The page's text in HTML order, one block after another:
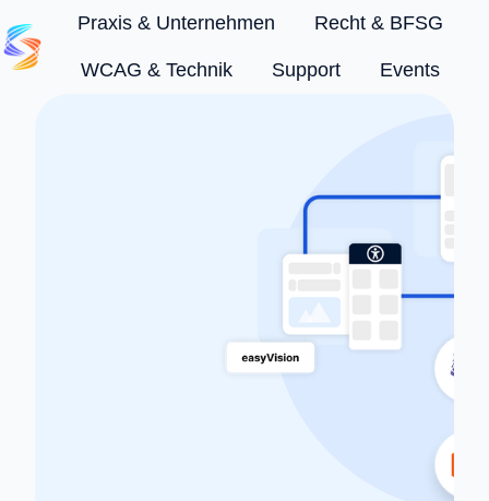
Praxis & Unternehmen Recht & BFSG
WCAG & Technik Support Events